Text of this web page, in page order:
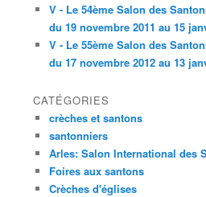
V - Le 54ème Salon des
du 19 novembre 2011 au 15
V - Le 55ème Salon des
du 17 novembre 2012 au 13
CATÉGORIES
crèches et santons
santonniers
Arles: Salon International des
Foires aux santons
Crèches d'églises